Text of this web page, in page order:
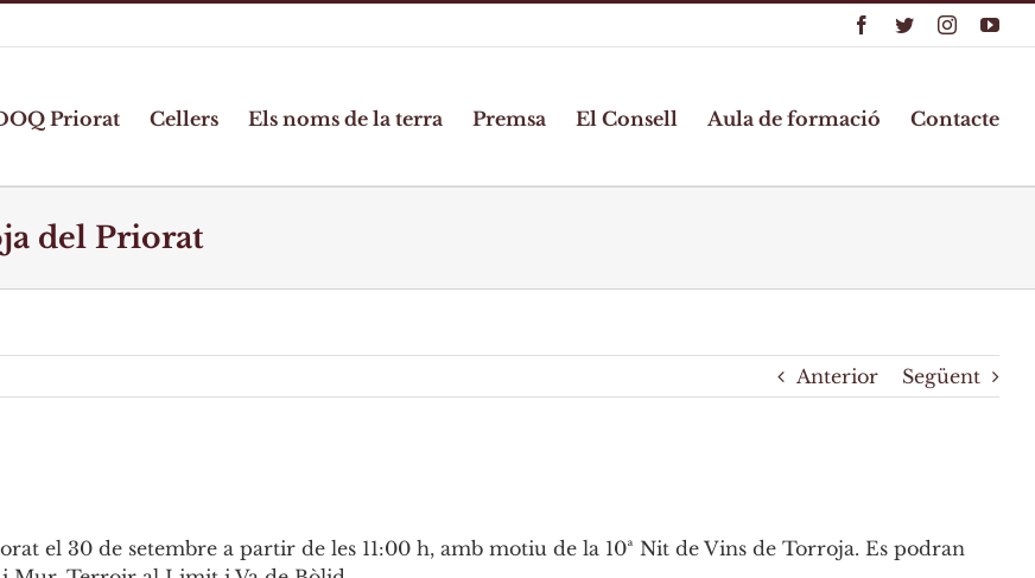
Facebook
TwitterInstagram
Priorat Cellers Els noms de la terra Premsa El Consell Aula de formació Contacte
del Priorat
Anterior Següent
el 30 de setembre a partir de les 11:00 h, amb motiu de la 10ª Nit de Vins de Torroja. Es podran